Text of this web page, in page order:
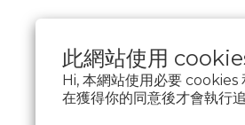
此網站使用
Hi, 本網站使用必要 cookies
在獲得你的同意後才會執行
$ TWD 繁